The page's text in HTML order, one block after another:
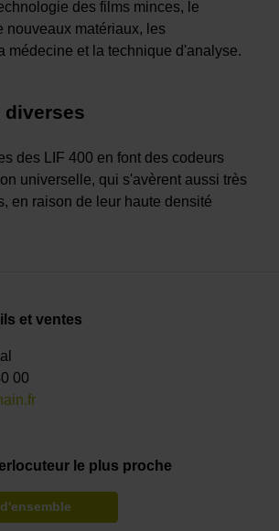
des films minces, le
nouveaux matériaux, les
médecine et la technique d'analyse.
des LIF 400 en font des codeurs
universelle, qui s'avèrent aussi très
en raison de leur haute densité
et ventes
00
le plus proche